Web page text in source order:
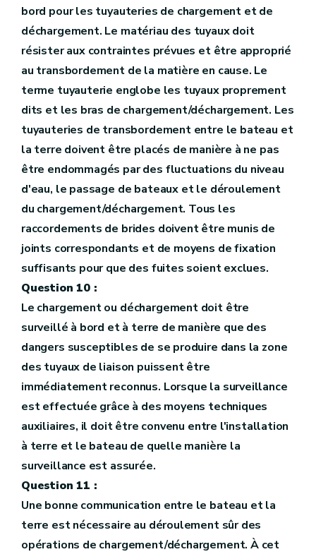
bord pour les tuyauteries de chargement et de
déchargement. Le matériau des tuyaux doit
résister aux contraintes prévues et être approprié
au transbordement de la matière en cause. Le
terme tuyauterie englobe les tuyaux proprement
dits et les bras de chargement/déchargement. Les
tuyauteries de transbordement entre le bateau et
la terre doivent être placés de manière à ne pas
être endommagés par des fluctuations du niveau
d'eau, le passage de bateaux et le déroulement
du chargement/déchargement. Tous les
raccordements de brides doivent être munis de
joints correspondants et de moyens de fixation
suffisants pour que des fuites soient exclues.
Question 10 :
Le chargement ou déchargement doit être
surveillé à bord et à terre de manière que des
dangers susceptibles de se produire dans la zone
des tuyaux de liaison puissent être
immédiatement reconnus. Lorsque la surveillance
est effectuée grâce à des moyens techniques
auxiliaires, il doit être convenu entre l'installation
à terre et le bateau de quelle manière la
surveillance est assurée.
Question 11 :
Une bonne communication entre le bateau et la
terre est nécessaire au déroulement sûr des
opérations de chargement/déchargement. À cet